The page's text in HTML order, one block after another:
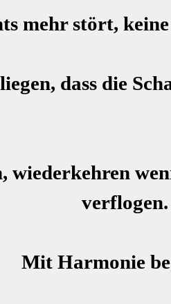
mehr stört,
dass die
wiederkehren
verflogen.
Mit Harmonie